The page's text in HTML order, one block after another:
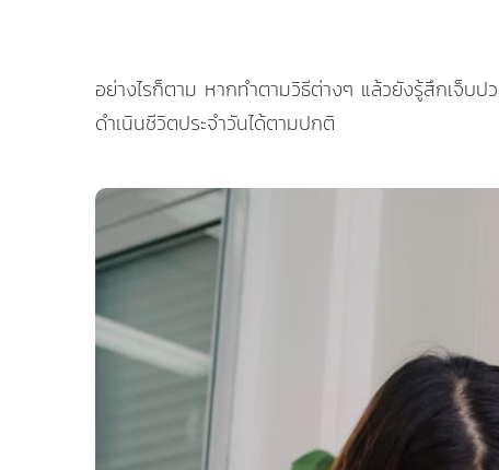
อย่างไรก็ตาม หากทำตามวิธีต่างๆ แล้วยังรู้สึกเจ็บ
ดำเนินชีวิตประจำวันได้ตามปกติ